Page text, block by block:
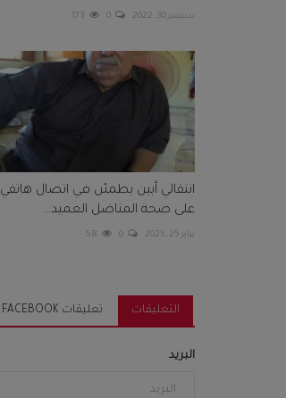
سبتمبر 30, 2022 0
173
انتقالي أبين يطمئن في اتصال هاتفي
على صحة المناضل العميد...
يناير 25, 2025 0
58
التعليقات تعليقات FACEBOOK
البريد